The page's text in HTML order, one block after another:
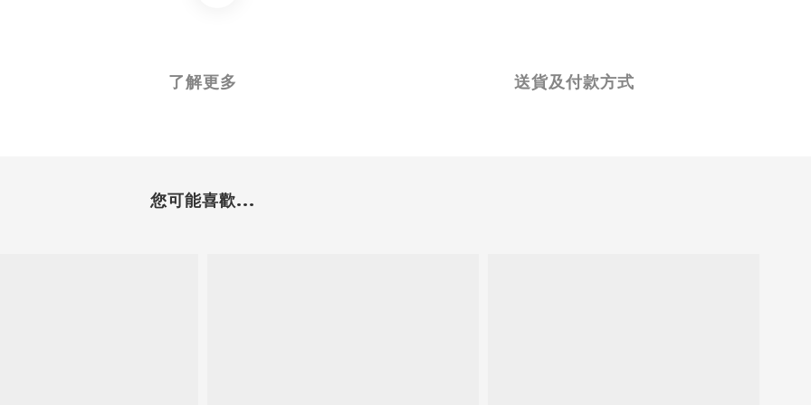
了解更多 送貨及付款方式
您可能喜歡...